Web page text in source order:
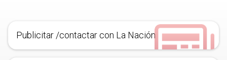
Publicitar /contactar con La Nación